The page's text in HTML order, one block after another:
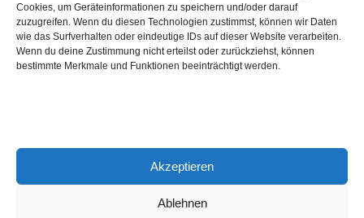
Cookies, um Geräteinformationen zu speichern und/oder darauf
zuzugreifen. Wenn du diesen Technologien zustimmst, können wir Daten
wie das Surfverhalten oder eindeutige IDs auf dieser Website verarbeiten.
Wenn du deine Zustimmung nicht erteilst oder zurückziehst, können
bestimmte Merkmale und Funktionen beeinträchtigt werden.
Akzeptieren
Ablehnen
Destillerie:Hinch(Irland)
Single Malt, 43.0%
Peated: Nein
Entdecke viele weitere Whiskysin unserem
in den Whiskys des Monats.